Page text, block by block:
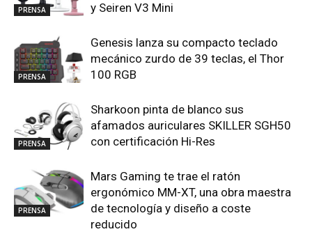
PRENSA
y Seiren V3 Mini
PRENSA
Genesis lanza su compacto teclado
mecánico zurdo de 39 teclas, el Thor
100 RGB
PRENSA
Sharkoon pinta de blanco sus
afamados auriculares SKILLER SGH50
con certificación Hi-Res
PRENSA
Mars Gaming te trae el ratón
ergonómico MM-XT, una obra maestra
de tecnología y diseño a coste
reducido